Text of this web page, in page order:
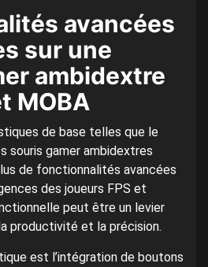
avancées
sur une
ambidextre
MOBA
de base telles que le
souris gamer ambidextres
de fonctionnalités avancées
des joueurs FPS et
peut être un levier
productivité et la précision.
est l’intégration de boutons